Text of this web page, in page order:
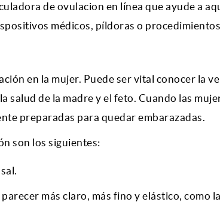
de ovulacion en línea que ayude a
médicos, píldoras o
en la mujer. Puede ser vital conocer la
salud de la madre y el feto. Cuando las
preparadas para quedar embarazadas.
son los siguientes:
más claro, más fino y elástico, como